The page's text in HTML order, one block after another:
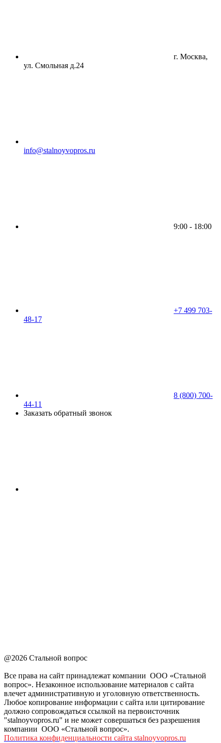
г. Москва,
ул. Смольная д.24
info@stalnoyvopros.ru
9:00 - 18:00
+7 499 703-
48-17
8 (800) 700-
44-11
Заказать обратный звонок
@2026 Стальной вопрос
Все права на сайт принадлежат компании ООО «Стальной
вопрос». Незаконное использование материалов с сайта
влечет административную и уголовную ответственность.
Любое копирование информации с сайта или цитирование
должно сопровождаться ссылкой на первоисточник
"stalnoyvopros.ru" и не может совершаться без разрешения
компании ООО «Стальной вопрос».
Политика конфиденциальности сайта stalnoyvopros.ru